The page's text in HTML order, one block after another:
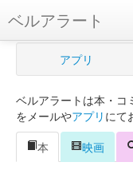
ベルアラート
ベルアラートとは
新規登録
ログイン
アプリ
ベルアラートは本・コ
をメールやアプリ にて
本
映画